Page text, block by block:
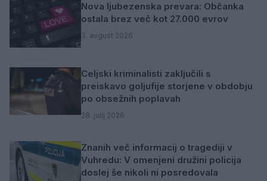
Nova ljubezenska prevara: Občanka
ostala brez več kot 27.000 evrov
3. avgust 2026
Celjski kriminalisti zaključili s
preiskavo goljufije storjene v obdobju
po obsežnih poplavah
28. julij 2026
Znanih več informacij o tragediji v
Vuhredu: V omenjeni družini policija
doslej še nikoli ni posredovala